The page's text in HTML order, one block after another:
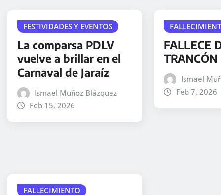
FESTIVIDADES Y EVENTOS
La comparsa PDLV
vuelve a brillar en el
Carnaval de Jaraíz
Ismael Muñoz Blázquez
Feb 15, 2026
FALLECE
TRANCÓN
Ismael
Feb 7, 2026
FALLECIMIENTO